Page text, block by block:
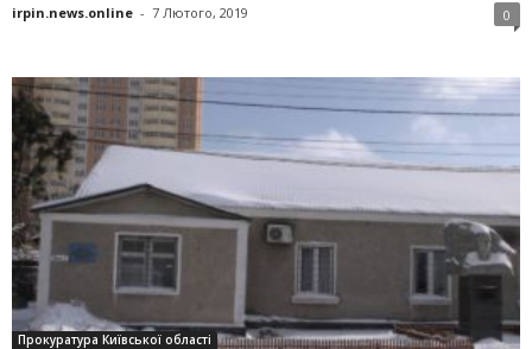
irpin.news.online - 7 Лютого, 2019 0
Прокуратура Київської області